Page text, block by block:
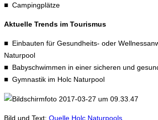
■ Campingplätze
Aktuelle Trends im Tourismus
■ Einbauten für Gesundheits- oder
Naturpool
■ Babyschwimmen in einer sicheren und
■ Gymnastik im Holc Naturpool
Bild und Text: Quelle Holc Naturpools